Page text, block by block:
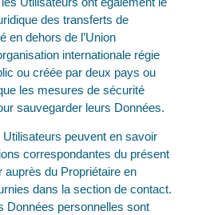
des transferts de
en dehors de l’Union
internationale régie
ou créée par deux pays ou
les mesures de sécurité
sauvegarder leurs Données.
peuvent en savoir
correspondantes du présent
du Propriétaire en
dans la section de contact.
Données personnelles sont